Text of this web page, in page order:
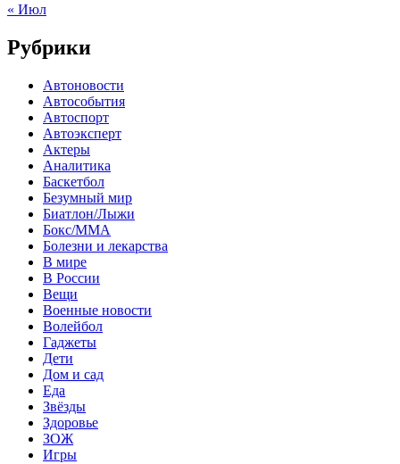
« Июл
Рубрики
Автоновости
Автособытия
Автоспорт
Автоэксперт
Актеры
Аналитика
Баскетбол
Безумный мир
Биатлон/Лыжи
Бокс/MMA
Болезни и лекарства
В мире
В России
Вещи
Военные новости
Волейбол
Гаджеты
Дети
Дом и сад
Еда
Звёзды
Здоровье
ЗОЖ
Игры